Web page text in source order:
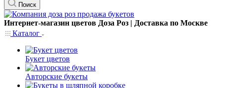
Поиск
Интернет-магазин цветов Доза Роз | Доставка по Москве
Каталог
Букет цветов
Авторские букеты